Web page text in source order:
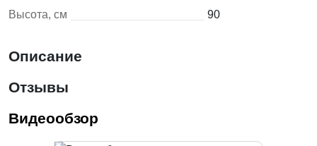
Высота, см
90
Описание
Отзывы
Видеообзор